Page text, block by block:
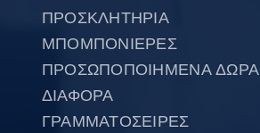
ΠΡΟΣΚΛΗΤΗΡΙΑ
ΜΠΟΜΠΟΝΙΕΡΕΣ
ΠΡΟΣΩΠΟΠΟΙΗΜΕΝΑ ΔΩΡΑ
ΔΙΑΦΟΡΑ
ΓΡΑΜΜΑΤΟΣΕΙΡΕΣ